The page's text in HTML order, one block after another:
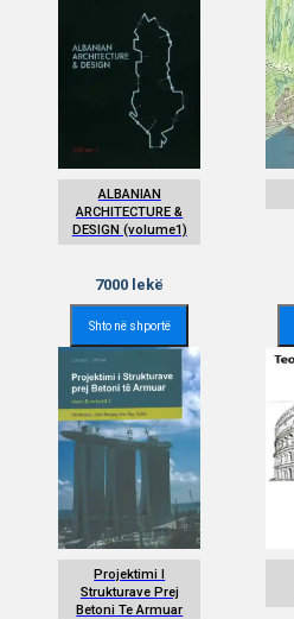
ALBANIAN
ARCHITECTURE &
DESIGN (volume1)
7000 lekë
Shto në shportë
Projektimi I
Strukturave Prej
Betoni Te Armuar